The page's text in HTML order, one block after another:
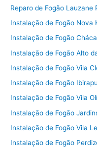
Reparo de Fogão Lauzane
Instalação de Fogão Nova
Instalação de Fogão
Instalação de Fogão Alto
Instalação de Fogão Vila
Instalação de Fogão
Instalação de Fogão Vila
Instalação de Fogão
Instalação de Fogão Vila
Instalação de Fogão